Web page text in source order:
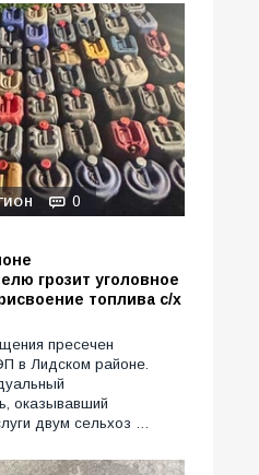
0
грозит уголовное
топлива с/х
пресечен
в Лидском районе.
оказывавший
двум сельхоз …